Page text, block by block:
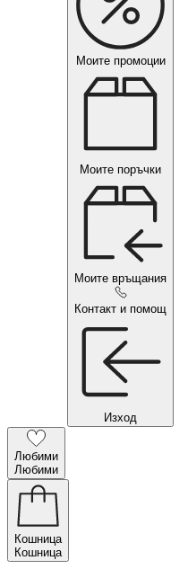
Моите промоции
Моите поръчки
Моите връщания
Контакт и помощ
Изход
Любими
Любими
Кошница
Кошница